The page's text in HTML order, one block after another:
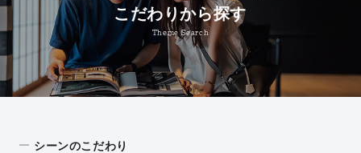
こだわりから探す
Theme Search
シーンのこだわり